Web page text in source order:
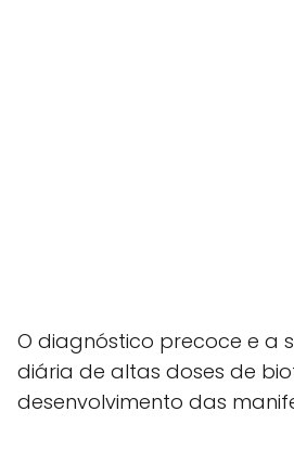
O diagnóstico precoce e a
diária de altas doses de
desenvolvimento das